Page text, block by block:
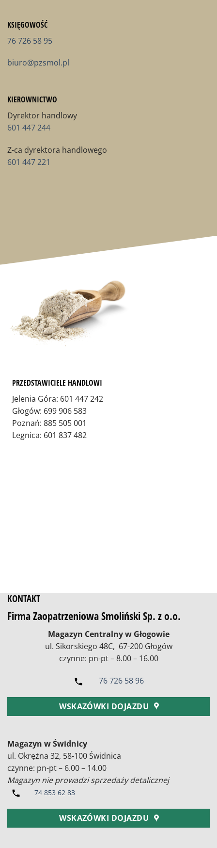
KSIĘGOWOŚĆ
76 726 58 95
biuro@pzsmol.pl
KIEROWNICTWO
Dyrektor handlowy
601 447 244
Z-ca dyrektora handlowego
601 447 221
PRZEDSTAWICIELE HANDLOWI
Jelenia Góra: 601 447 242
Głogów: 699 906 583
Poznań: 885 505 001
Legnica: 601 837 482
KONTAKT
Firma Zaopatrzeniowa Smoliński Sp. z o.o.
Magazyn Centralny w Głogowie
ul. Sikorskiego 48C, 67-200 Głogów
czynne: pn-pt – 8.00 – 16.00
76 726 58 96
WSKAZÓWKI DOJAZDU
Magazyn w Świdnicy
ul. Okrężna 32, 58-100 Świdnica
czynne: pn-pt – 6.00 – 14.00
Magazyn nie prowadzi sprzedaży detalicznej
74 853 62 83
WSKAZÓWKI DOJAZDU